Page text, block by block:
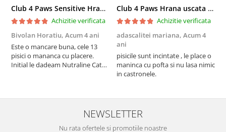
Club 4 Paws Sensitive Hrana uscata pisici adulte, 14kg
Achizitie verificata
Bivolan Horatiu, Acum 4 ani
Este o mancare buna, cele 13
pisici o mananca cu placere.
Initial le dadeam Nutraline Cat
nu o mananca cu placere. Eu
sunt multumit si voi continua cu
Club 4 Paws Hrana uscata pisici sterilizate, 2kg
Achizitie verificata
adascalitei mariana, Acum 4
ani
pisicile sunt incintate , le place o
maninca cu pofta si nu lasa nimic
in castronele.
NEWSLETTER
Nu rata ofertele si promotiile noastre